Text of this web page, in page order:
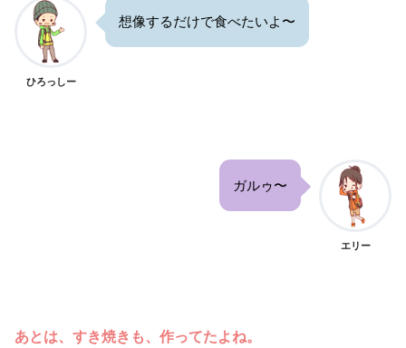
ひろっしー
想像するだけで食べたいよ〜
ガルゥ〜
エリー
あとは、すき焼きも、作ってたよね。